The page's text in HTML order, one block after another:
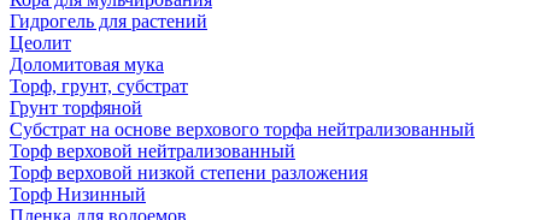
Гидрогель для растений
Цеолит
Доломитовая мука
Торф, грунт, субстрат
Грунт торфяной
Субстрат на основе верхового торфа нейтрализованный
Торф верховой нейтрализованный
Торф верховой низкой степени разложения
Торф Низинный
Пленка для водоемов